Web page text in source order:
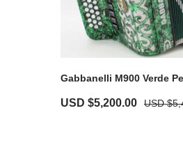
Gabbanelli M900 Verde
USD $
USD $5,200.00